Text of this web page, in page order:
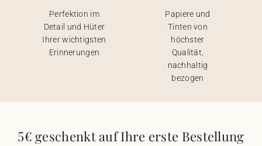
Perfektion im
Detail und Hüter
Ihrer wichtigsten
Erinnerungen
Papiere und
Tinten von
höchster
Qualität,
nachhaltig
bezogen
5€ geschenkt auf Ihre erste Bestellung